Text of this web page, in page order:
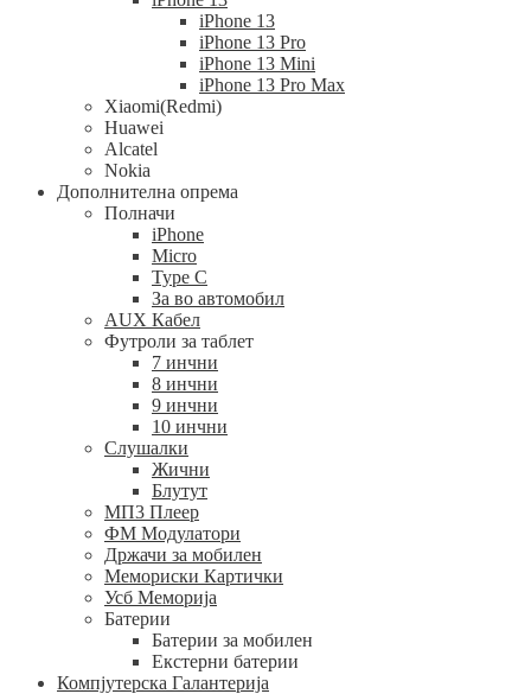
iPhone 13
iPhone 13 Pro
iPhone 13 Mini
iPhone 13 Pro Max
Xiaomi(Redmi)
Huawei
Alcatel
Nokia
Дополнителна опрема
Полначи
iPhone
Micro
Type C
За во автомобил
AUX Кабел
Футроли за таблет
7 инчни
8 инчни
9 инчни
10 инчни
Слушалки
Жични
Блутут
МП3 Плеер
ФМ Модулатори
Држачи за мобилен
Мемориски Картички
Усб Меморија
Батерии
Батерии за мобилен
Екстерни батерии
Компјутерска Галантерија